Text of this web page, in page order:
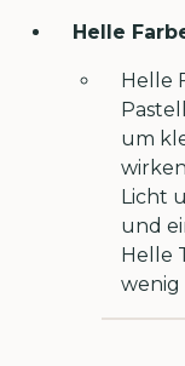
Helle
Helle
um
Licht
und
Helle
wenig